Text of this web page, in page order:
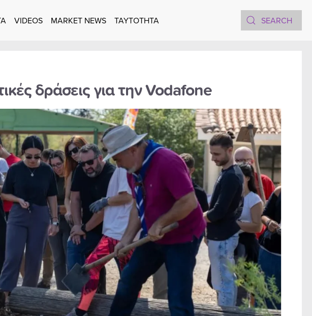
VIDEOS MARKET NEWS TAYTOTHTA
δράσεις για την Vodafone